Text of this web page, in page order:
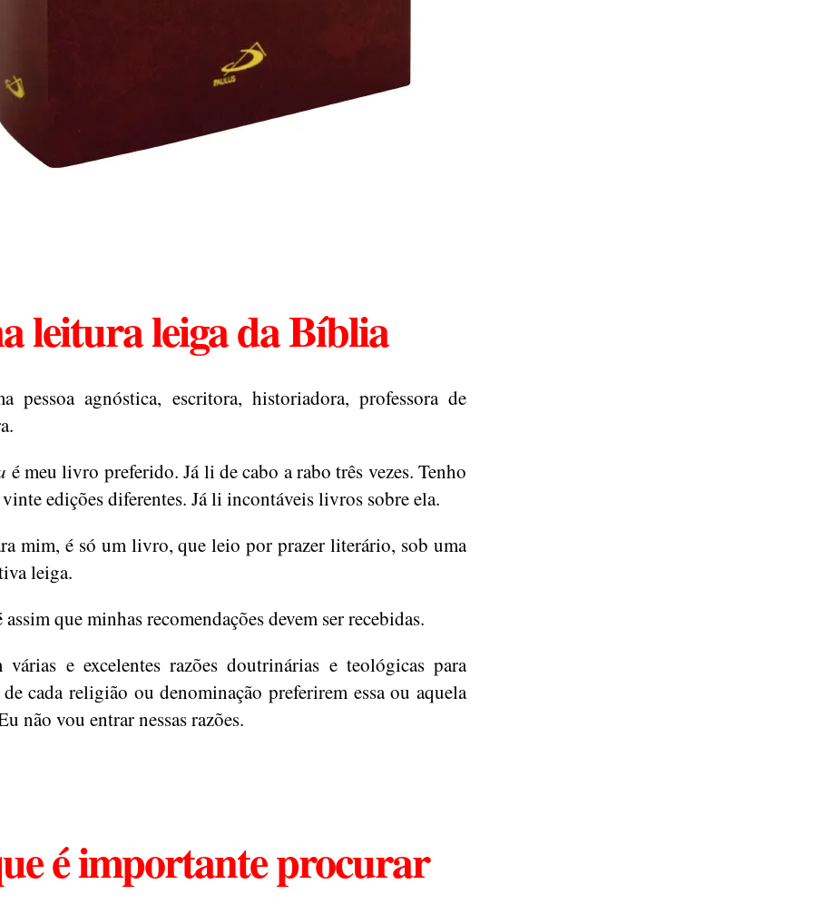
leitura leiga da Bíblia
pessoa agnóstica, escritora, historiadora, professora de
é meu livro preferido. Já li de cabo a rabo três vezes. Tenho
edições diferentes. Já li incontáveis livros sobre ela.
mim, é só um livro, que leio por prazer literário, sob uma
leiga.
assim que minhas recomendações devem ser recebidas.
várias e excelentes razões doutrinárias e teológicas para
de cada religião ou denominação preferirem essa ou aquela
não vou entrar nessas razões.
é importante procurar